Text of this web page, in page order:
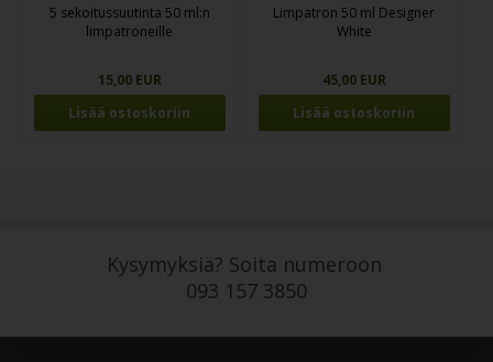
5 sekoitussuutinta 50 ml:n
limpatroneille
15,00 EUR
Limpatron 50 ml Designer
White
45,00 EUR
Kysymyksiä? Soita numeroon
093 157 3850